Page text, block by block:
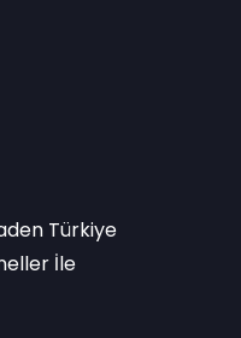
Türkiye
İle